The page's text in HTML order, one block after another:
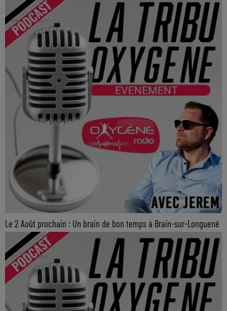
Le 2 Août prochain : Un brain de bon temps à Brain-sur-Longuené